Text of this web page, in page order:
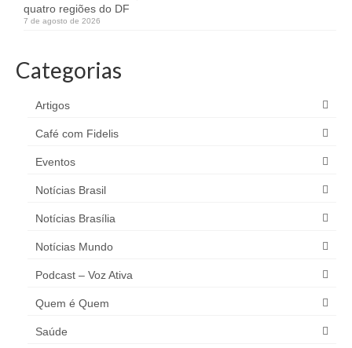
quatro regiões do DF
7 de agosto de 2026
Categorias
Artigos
Café com Fidelis
Eventos
Notícias Brasil
Notícias Brasília
Notícias Mundo
Podcast – Voz Ativa
Quem é Quem
Saúde